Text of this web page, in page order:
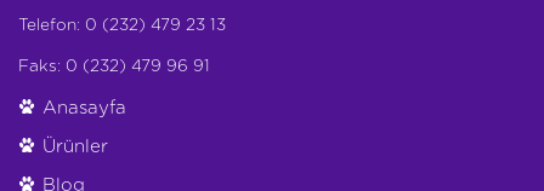
Telefon: 0 (232) 479 23 13
Faks: 0 (232) 479 96 91
Anasayfa
Ürünler
Blog